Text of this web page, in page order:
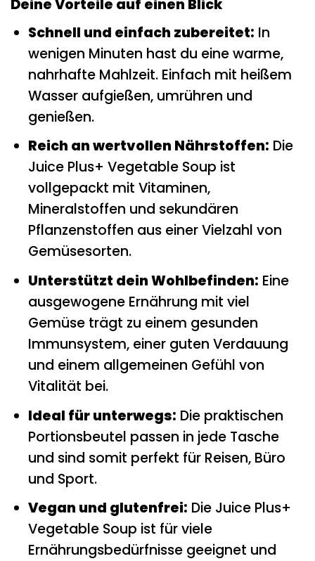
Deine Vorteile auf einen Blick
Schnell und einfach zubereitet: In
wenigen Minuten hast du eine warme,
nahrhafte Mahlzeit. Einfach mit heißem
Wasser aufgießen, umrühren und
genießen.
Reich an wertvollen Nährstoffen: Die
Juice Plus+ Vegetable Soup ist
vollgepackt mit Vitaminen,
Mineralstoffen und sekundären
Pflanzenstoffen aus einer Vielzahl von
Gemüsesorten.
Unterstützt dein Wohlbefinden: Eine
ausgewogene Ernährung mit viel
Gemüse trägt zu einem gesunden
Immunsystem, einer guten Verdauung
und einem allgemeinen Gefühl von
Vitalität bei.
Ideal für unterwegs: Die praktischen
Portionsbeutel passen in jede Tasche
und sind somit perfekt für Reisen, Büro
und Sport.
Vegan und glutenfrei: Die Juice Plus+
Vegetable Soup ist für viele
Ernährungsbedürfnisse geeignet und